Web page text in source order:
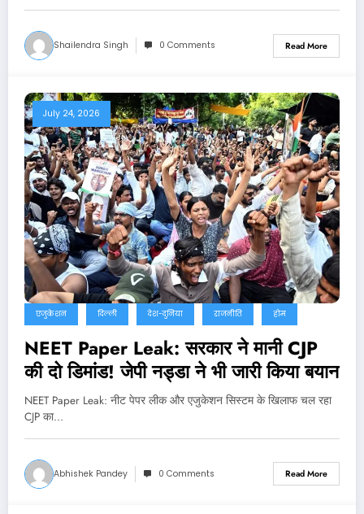
Shailendra Singh 0 Comments Read More
July 24, 2026
एजुकेशन दिल्ली देश-दुनिया राजनीति होम
NEET Paper Leak: सरकार ने मानी CJP
की दो डिमांड! जेपी नड्डा ने भी जारी किया बयान
NEET Paper Leak: नीट पेपर लीक और एजुकेशन सिस्टम के खिलाफ चल रहा
CJP का…
Abhishek Pandey 0 Comments Read More